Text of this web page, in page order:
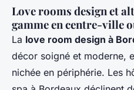
Love rooms design et
gamme en centre-ville
La love room design à
décor soigné et moderne,
nichée en périphérie. Les